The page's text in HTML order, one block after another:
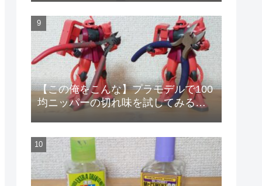
【この俺をこんな】プラモデルで100
均ニッパーの切れ味を試してみる